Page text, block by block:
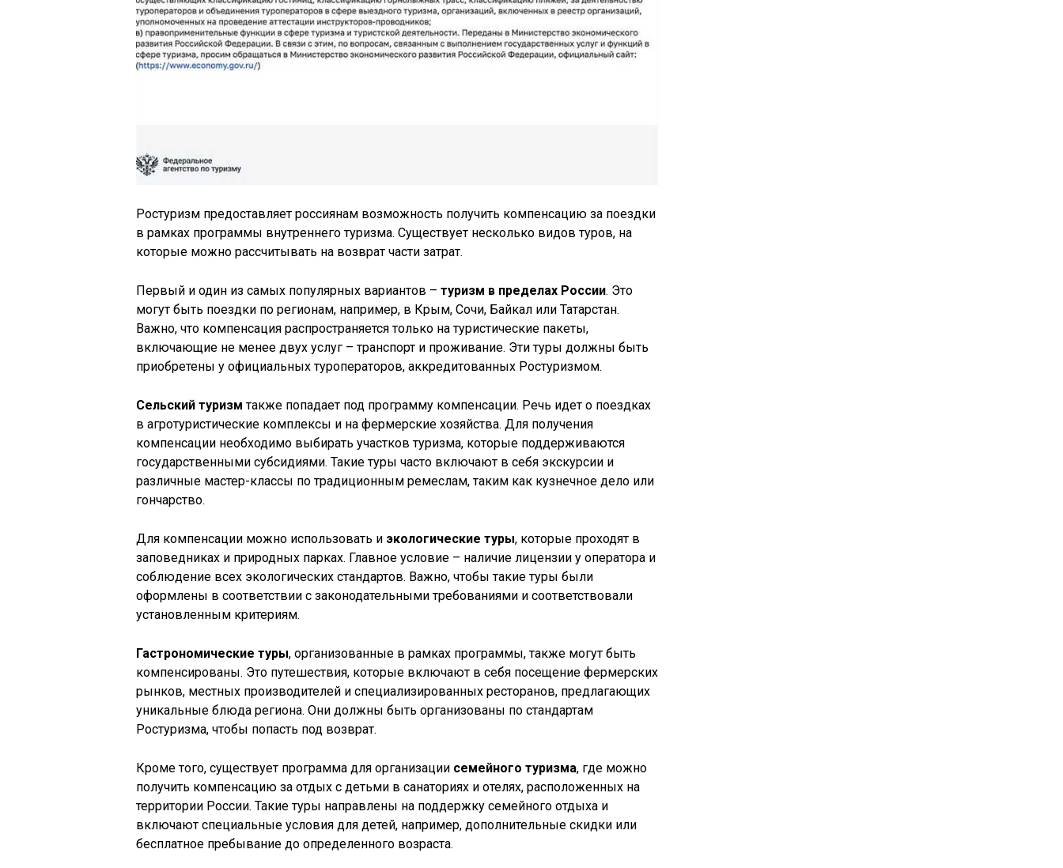
Ростуризм предоставляет россиянам возможность получить компенсацию за поездки
в рамках программы внутреннего туризма. Существует несколько видов туров, на
которые можно рассчитывать на возврат части затрат.
Первый и один из самых популярных вариантов – туризм в пределах России. Это
могут быть поездки по регионам, например, в Крым, Сочи, Байкал или Татарстан.
Важно, что компенсация распространяется только на туристические пакеты,
включающие не менее двух услуг – транспорт и проживание. Эти туры должны быть
приобретены у официальных туроператоров, аккредитованных Ростуризмом.
Сельский туризм также попадает под программу компенсации. Речь идет о поездках
в агротуристические комплексы и на фермерские хозяйства. Для получения
компенсации необходимо выбирать участков туризма, которые поддерживаются
государственными субсидиями. Такие туры часто включают в себя экскурсии и
различные мастер-классы по традиционным ремеслам, таким как кузнечное дело или
гончарство.
Для компенсации можно использовать и экологические туры, которые проходят в
заповедниках и природных парках. Главное условие – наличие лицензии у оператора и
соблюдение всех экологических стандартов. Важно, чтобы такие туры были
оформлены в соответствии с законодательными требованиями и соответствовали
установленным критериям.
Гастрономические туры, организованные в рамках программы, также могут быть
компенсированы. Это путешествия, которые включают в себя посещение фермерских
рынков, местных производителей и специализированных ресторанов, предлагающих
уникальные блюда региона. Они должны быть организованы по стандартам
Ростуризма, чтобы попасть под возврат.
Кроме того, существует программа для организации семейного туризма, где можно
получить компенсацию за отдых с детьми в санаториях и отелях, расположенных на
территории России. Такие туры направлены на поддержку семейного отдыха и
включают специальные условия для детей, например, дополнительные скидки или
бесплатное пребывание до определенного возраста.